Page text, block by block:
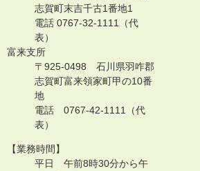
志賀町末吉千古1番地1
電話 0767-32-1111（代
表）
富来支所
〒925-0498 石川県羽咋郡
志賀町富来領家町甲の10番
地
電話 0767-42-1111（代
表）
【業務時間】
平日 午前8時30分から午